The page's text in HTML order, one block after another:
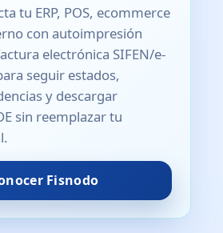
tu ERP, POS, ecommerce
con autoimpresión
electrónica SIFEN/e-
seguir estados,
y descargar
sin reemplazar tu
Fisnodo